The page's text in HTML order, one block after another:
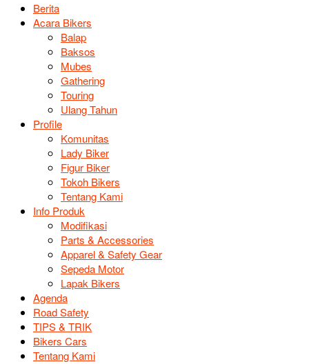
Berita
Acara Bikers
Balap
Baksos
Mubes
Gathering
Touring
Ulang Tahun
Profile
Komunitas
Lady Biker
Figur Biker
Tokoh Bikers
Tentang Kami
Info Produk
Modifikasi
Parts & Accessories
Apparel & Safety Gear
Sepeda Motor
Lapak Bikers
Agenda
Road Safety
TIPS & TRIK
Bikers Cars
Tentang Kami